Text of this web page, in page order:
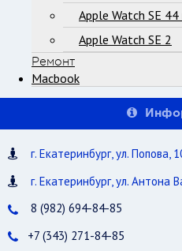
Apple Watch SE
Apple Watch SE 2
Ремонт
Macbook
г. Екатеринбург, ул. Попова,
г. Екатеринбург, ул. Антона
8 (982) 694-84-85
+7 (343) 271-84-85